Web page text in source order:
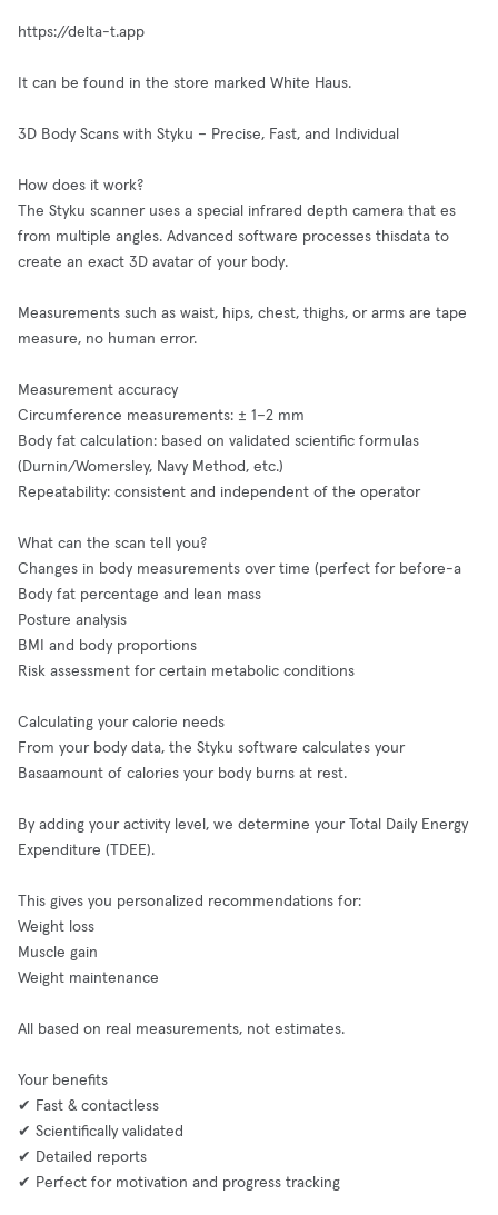
https://delta-t.app
It can be found in the store marked White Haus.
3D Body Scans with Styku – Precise, Fast, and Individual
How does it work?
The Styku scanner uses a special infrared depth camera that es
from multiple angles. Advanced software processes thisdata to
create an exact 3D avatar of your body.
Measurements such as waist, hips, chest, thighs, or arms are tape
measure, no human error.
Measurement accuracy
Circumference measurements: ± 1–2 mm
Body fat calculation: based on validated scientific formulas
(Durnin/Womersley, Navy Method, etc.)
Repeatability: consistent and independent of the operator
What can the scan tell you?
Changes in body measurements over time (perfect for before-a
Body fat percentage and lean mass
Posture analysis
BMI and body proportions
Risk assessment for certain metabolic conditions
Calculating your calorie needs
From your body data, the Styku software calculates your
Basaamount of calories your body burns at rest.
By adding your activity level, we determine your Total Daily Energy
Expenditure (TDEE).
This gives you personalized recommendations for:
Weight loss
Muscle gain
Weight maintenance
All based on real measurements, not estimates.
Your benefits
✔ Fast & contactless
✔ Scientifically validated
✔ Detailed reports
✔ Perfect for motivation and progress tracking